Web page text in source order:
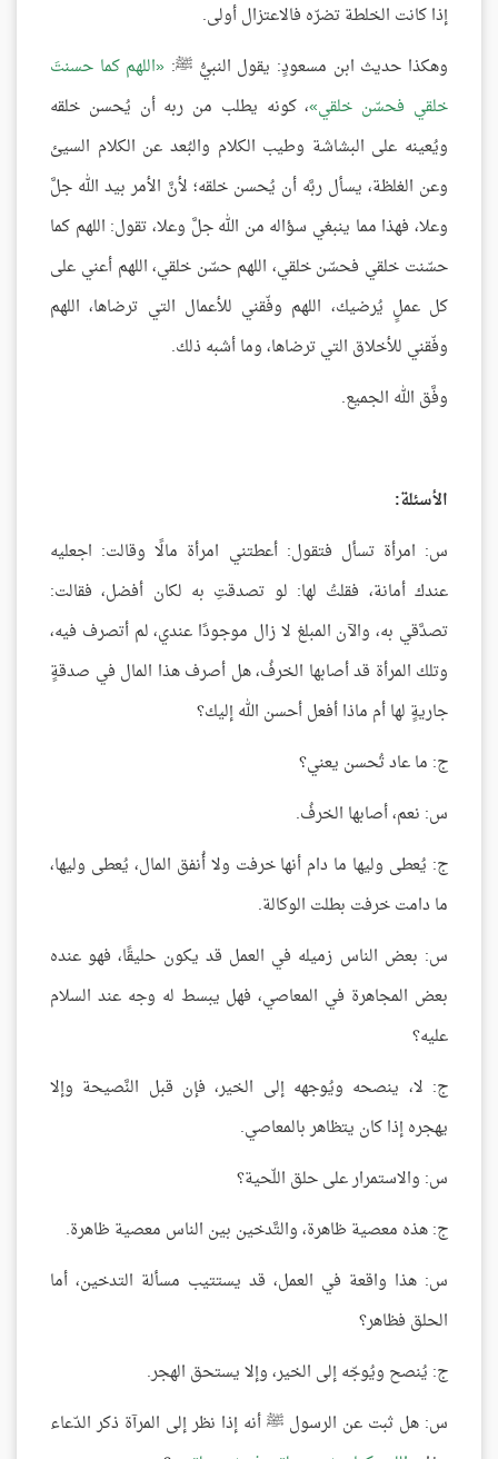
إذا كانت الخلطة تضرّه فالاعتزال أولى.
وهكذا حديث ابن مسعودٍ: يقول النبيُّ ﷺ: اللهم كما حسنتَ
خلقي فحسّن خلقي ، كونه يطلب من ربه أن يُحسن خلقه
ويُعينه على البشاشة وطيب الكلام والبُعد عن الكلام السيئ
وعن الغلظة، يسأل ربَّه أن يُحسن خلقه؛ لأنَّ الأمر بيد الله جلَّ
وعلا، فهذا مما ينبغي سؤاله من الله جلَّ وعلا، تقول: اللهم كما
حسّنت خلقي فحسّن خلقي، اللهم حسّن خلقي، اللهم أعني على
كل عملٍ يُرضيك، اللهم وفّقني للأعمال التي ترضاها، اللهم
وفّقني للأخلاق التي ترضاها، وما أشبه ذلك.
وفَّق الله الجميع.
الأسئلة:
س: امرأة تسأل فتقول: أعطتني امرأة مالًا وقالت: اجعليه
عندك أمانة، فقلتُ لها: لو تصدقتِ به لكان أفضل، فقالت:
تصدَّقي به، والآن المبلغ لا زال موجودًا عندي، لم أتصرف فيه،
وتلك المرأة قد أصابها الخرفُ، هل أصرف هذا المال في صدقةٍ
جاريةٍ لها أم ماذا أفعل أحسن الله إليك؟
ج: ما عاد تُحسن يعني؟
س: نعم، أصابها الخرفُ.
ج: يُعطى وليها ما دام أنها خرفت ولا أُنفق المال، يُعطى وليها،
ما دامت خرفت بطلت الوكالة.
س: بعض الناس زميله في العمل قد يكون حليقًا، فهو عنده
بعض المجاهرة في المعاصي، فهل يبسط له وجه عند السلام
عليه؟
ج: لا، ينصحه ويُوجهه إلى الخير، فإن قبل النَّصيحة وإلا
يهجره إذا كان يتظاهر بالمعاصي.
س: والاستمرار على حلق اللّحية؟
ج: هذه معصية ظاهرة، والتَّدخين بين الناس معصية ظاهرة.
س: هذا واقعة في العمل، قد يستتيب مسألة التدخين، أما
الحلق فظاهر؟
ج: يُنصح ويُوجّه إلى الخير، وإلا يستحق الهجر.
س: هل ثبت عن الرسول ﷺ أنه إذا نظر إلى المرآة ذكر الدّعاء